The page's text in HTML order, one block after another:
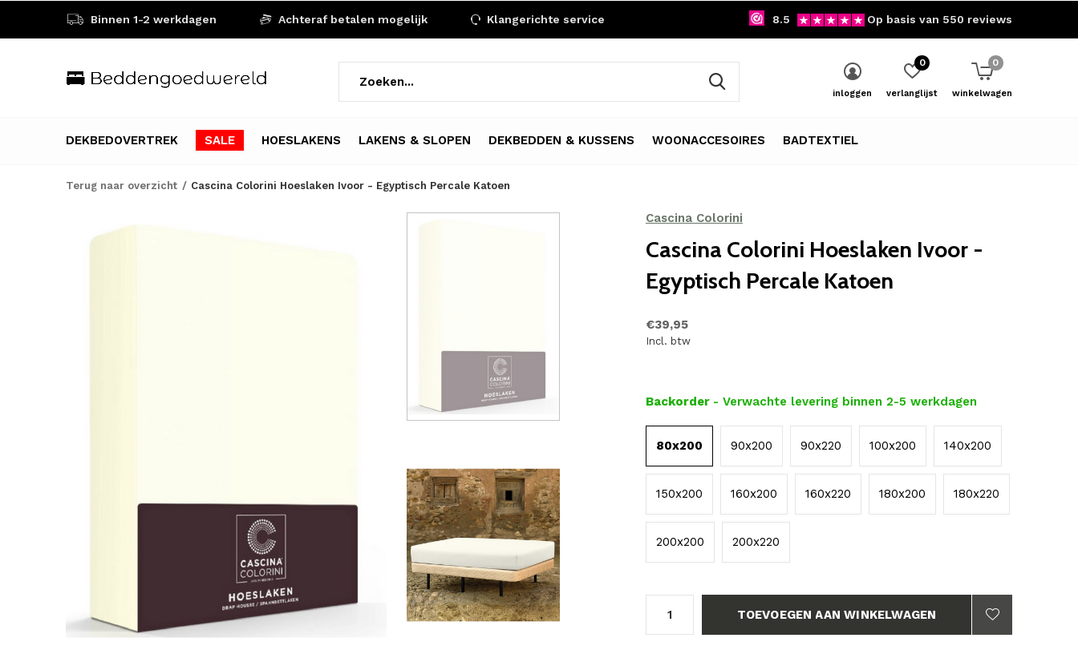
DEKBEDOVERTREK SALE HOESLAKENS LAKENS & SLOPEN DEKBEDDEN & KUSSENS WOONACCESOIRES BADTEXTIEL
inloggen verlanglijst
0
winkelwagen
0
Binnen 1-2 werkdagen Achteraf betalen mogelijk Klangerichte service 8.5 Op basis van 550 reviews
Terug naar overzicht Cascina Colorini Hoeslaken Ivoor - Egyptisch Percale Katoen
Cascina Colorini
Cascina Colorini Hoeslaken Ivoor -
Egyptisch Percale Katoen
€39,95
Incl. btw
Backorder - Verwachte levering binnen 2-5 werkdagen
80x200 90x200 90x220 100x200 140x200
150x200 160x200 160x220 180x200 180x220
200x200 200x220
TOEVOEGEN AAN WINKELWAGEN